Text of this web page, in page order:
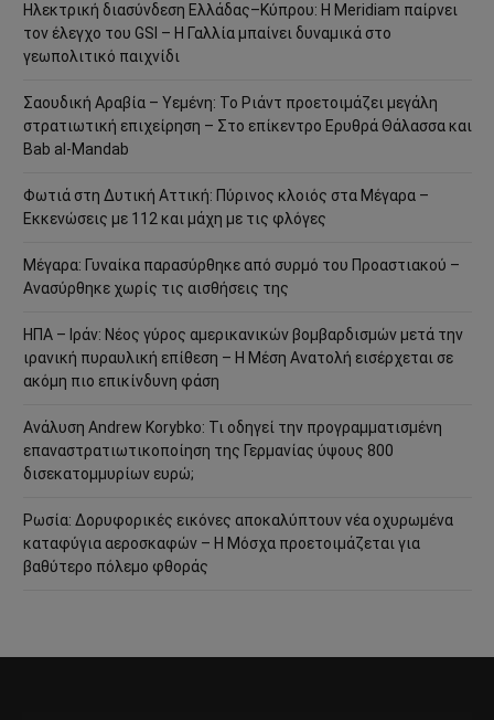
Ηλεκτρική διασύνδεση Ελλάδας–Κύπρου: Η Meridiam παίρνει
τον έλεγχο του GSI – Η Γαλλία μπαίνει δυναμικά στο
γεωπολιτικό παιχνίδι
Σαουδική Αραβία – Υεμένη: Το Ριάντ προετοιμάζει μεγάλη
στρατιωτική επιχείρηση – Στο επίκεντρο Ερυθρά Θάλασσα και
Bab al-Mandab
Φωτιά στη Δυτική Αττική: Πύρινος κλοιός στα Μέγαρα –
Εκκενώσεις με 112 και μάχη με τις φλόγες
Μέγαρα: Γυναίκα παρασύρθηκε από συρμό του Προαστιακού –
Ανασύρθηκε χωρίς τις αισθήσεις της
ΗΠΑ – Ιράν: Νέος γύρος αμερικανικών βομβαρδισμών μετά την
ιρανική πυραυλική επίθεση – Η Μέση Ανατολή εισέρχεται σε
ακόμη πιο επικίνδυνη φάση
Ανάλυση Andrew Korybko: Τι οδηγεί την προγραμματισμένη
επαναστρατιωτικοποίηση της Γερμανίας ύψους 800
δισεκατομμυρίων ευρώ;
Ρωσία: Δορυφορικές εικόνες αποκαλύπτουν νέα οχυρωμένα
καταφύγια αεροσκαφών – Η Μόσχα προετοιμάζεται για
βαθύτερο πόλεμο φθοράς